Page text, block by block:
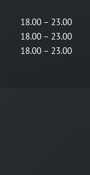
18.00 – 23.00
18.00 – 23.00
18.00 – 23.00